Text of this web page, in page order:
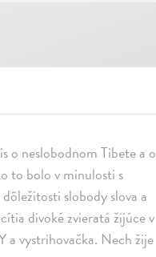
o neslobodnom Tibete a o
to bolo v minulosti s
slobody slova a
divoké zvieratá žijúce v
a vystrihovačka. Nech žije